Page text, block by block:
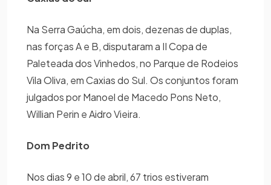
Na Serra Gaúcha, em dois, dezenas de duplas,
nas forças A e B, disputaram a II Copa de
Paleteada dos Vinhedos, no Parque de Rodeios
Vila Oliva, em Caxias do Sul. Os conjuntos foram
julgados por Manoel de Macedo Pons Neto,
Willian Perin e Aidro Vieira.
Dom Pedrito
Nos dias 9 e 10 de abril, 67 trios estiveram